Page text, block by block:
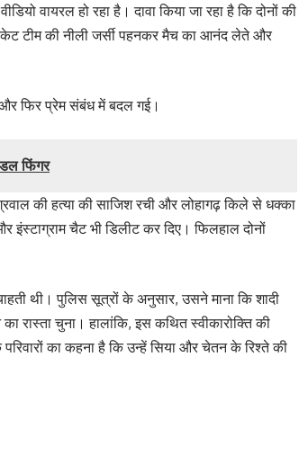
वायरल हो रहा है। दावा किया जा रहा है कि दोनों की
टीम की नीली जर्सी पहनकर मैच का आनंद लेते और
फिर प्रेम संबंध में बदल गई।
फिंगर
की हत्या की साजिश रची और लोहागढ़ किले से धक्का
चैट भी डिलीट कर दिए। फिलहाल दोनों
थी। पुलिस सूत्रों के अनुसार, उसने माना कि शादी
रास्ता चुना। हालांकि, इस कथित स्वीकारोक्ति की
का कहना है कि उन्हें सिया और चेतन के रिश्ते की